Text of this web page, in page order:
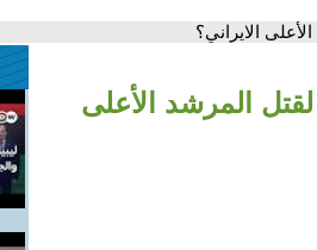
الايراني؟
المرشد الأعلى